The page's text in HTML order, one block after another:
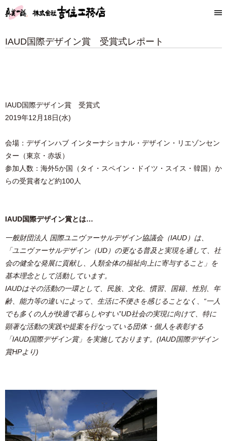
IAUD国際デザイン賞 受賞式レポート
IAUD国際デザイン賞 受賞式
2019年12月18日(水)
会場：デザインハブ インターナショナル・デザイン・リエゾンセン
ター（東京・赤坂）
参加人数：海外5か国（タイ・スペイン・ドイツ・スイス・韓国）か
らの受賞者など約100人
IAUD国際デザイン賞とは…
一般財団法人 国際ユニヴァーサルデザイン協議会（IAUD）は、
「ユニヴァーサルデザイン（UD）の更なる普及と実現を通して、社
会の健全な発展に貢献し、人類全体の福祉向上に寄与すること」を
基本理念として活動しています。
IAUDはその活動の一環として、民族、文化、慣習、国籍、性別、年
齢、能力等の違いによって、生活に不便さを感じることなく、“一人
でも多くの人が快適で暮らしやすい”UD社会の実現に向けて、特に
顕著な活動の実践や提案を行なっている団体・個人を表彰する
「IAUD国際デザイン賞」を実施しております。(IAUD国際デザイン
賞HPより)